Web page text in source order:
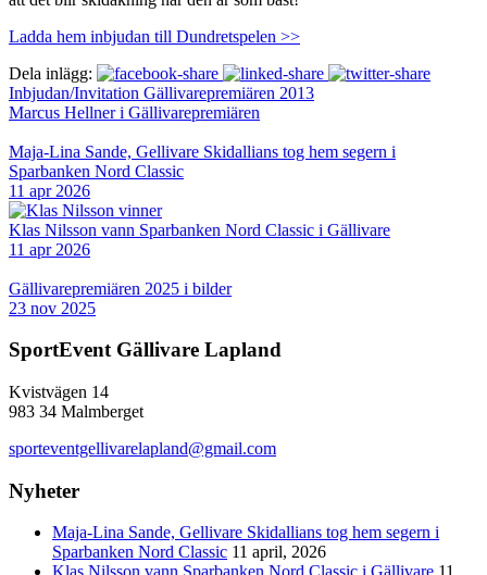
Ladda hem inbjudan till Dundretspelen >>
Dela inlägg:
Inbjudan/Invitation Gällivarepremiären 2013
Marcus Hellner i Gällivarepremiären
Maja-Lina Sande, Gellivare Skidallians tog hem segern i
Sparbanken Nord Classic
11 apr 2026
Klas Nilsson vann Sparbanken Nord Classic i Gällivare
11 apr 2026
Gällivarepremiären 2025 i bilder
23 nov 2025
SportEvent Gällivare Lapland
Kvistvägen 14
983 34 Malmberget
sporteventgellivarelapland@gmail.com
Nyheter
Maja-Lina Sande, Gellivare Skidallians tog hem segern i
Sparbanken Nord Classic 11 april, 2026